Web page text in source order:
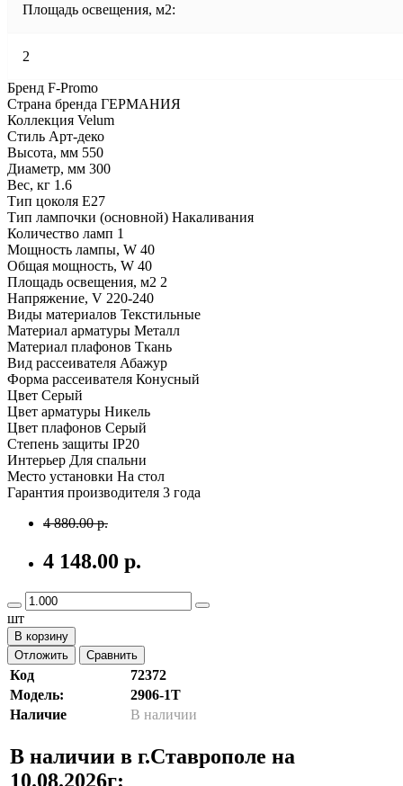
Площадь освещения, м2:
2
Бренд F-Promo
Страна бренда ГЕРМАНИЯ
Коллекция Velum
Стиль Арт-деко
Высота, мм 550
Диаметр, мм 300
Вес, кг 1.6
Тип цоколя E27
Тип лампочки (основной) Накаливания
Количество ламп 1
Мощность лампы, W 40
Общая мощность, W 40
Площадь освещения, м2 2
Напряжение, V 220-240
Виды материалов Текстильные
Материал арматуры Металл
Материал плафонов Ткань
Вид рассеивателя Абажур
Форма рассеивателя Конусный
Цвет Серый
Цвет арматуры Никель
Цвет плафонов Серый
Степень защиты IP20
Интерьер Для спальни
Место установки На стол
Гарантия производителя 3 года
4 880.00 р.
4 148.00 р.
шт
В корзину
Отложить
Сравнить
Код
72372
Модель:
2906-1T
Наличие
В наличии
В наличии в г.Ставрополе на
10.08.2026г: